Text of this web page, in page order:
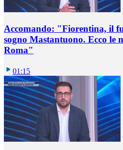
Accomando: "Fiorentina, il
sogno Mastantuono. Ecco le
Roma"
01:15